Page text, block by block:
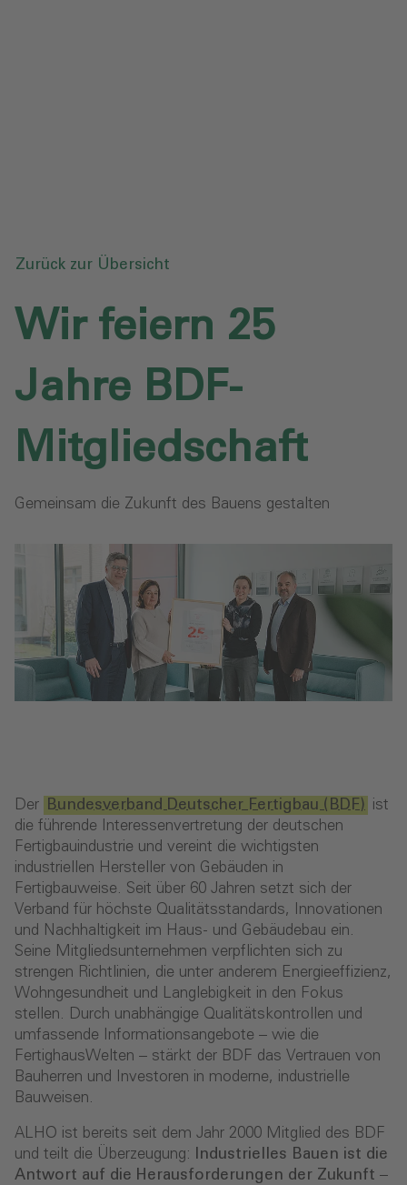
Zurück zur Übersicht
Wir feiern 25
Jahre BDF-
Mitgliedschaft
Gemeinsam die Zukunft des Bauens gestalten
Der Bundesverband Deutscher Fertigbau (BDF) ist
die führende Interessenvertretung der deutschen
Fertigbauindustrie und vereint die wichtigsten
industriellen Hersteller von Gebäuden in
Fertigbauweise. Seit über 60 Jahren setzt sich der
Verband für höchste Qualitätsstandards, Innovationen
und Nachhaltigkeit im Haus- und Gebäudebau ein.
Seine Mitgliedsunternehmen verpflichten sich zu
strengen Richtlinien, die unter anderem Energieeffizienz,
Wohngesundheit und Langlebigkeit in den Fokus
stellen. Durch unabhängige Qualitätskontrollen und
umfassende Informationsangebote – wie die
FertighausWelten – stärkt der BDF das Vertrauen von
Bauherren und Investoren in moderne, industrielle
Bauweisen.
ALHO ist bereits seit dem Jahr 2000 Mitglied des BDF
und teilt die Überzeugung:
Industrielles Bauen ist die
Antwort auf die Herausforderungen der Zukunft –